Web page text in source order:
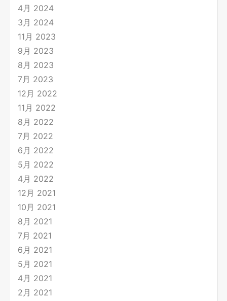
4月 2024
3月 2024
11月 2023
9月 2023
8月 2023
7月 2023
12月 2022
11月 2022
8月 2022
7月 2022
6月 2022
5月 2022
4月 2022
12月 2021
10月 2021
8月 2021
7月 2021
6月 2021
5月 2021
4月 2021
2月 2021